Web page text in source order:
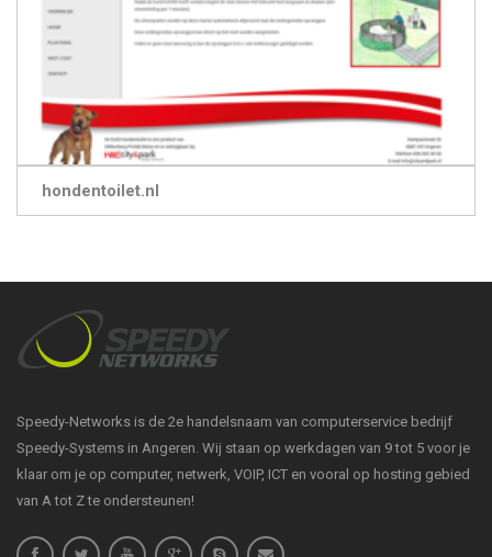
hondentoilet.nl
Speedy-Networks is de 2e handelsnaam van computerservice bedrijf
Speedy-Systems in Angeren. Wij staan op werkdagen van 9 tot 5 voor je
klaar om je op computer, netwerk, VOIP, ICT en vooral op hosting gebied
van A tot Z te ondersteunen!